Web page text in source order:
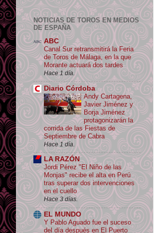
NOTICIAS DE TOROS EN MEDIOS
DE ESPAÑA
ABC
Canal Sur retransmitirá la Feria
de Toros de Málaga, en la que
Morante actuará dos tardes
Hace 1 día.
Diario Córdoba
Andy Cartagena,
Javier Jiménez y
Borja Jiménez
protagonizarán la
corrida de las Fiestas de
Septiembre de Cabra
Hace 1 día.
LA RAZÓN
Jordi Pérez "El Niño de las
Monjas" recibe el alta en Perú
tras superar dos intervenciones
en el cuello
Hace 3 días.
EL MUNDO
Y Pablo Aguado fue el suceso
del día después en El Puerto